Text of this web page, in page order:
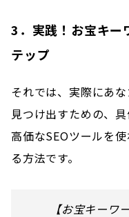
3．実践！お宝キー
テップ
それでは、実際にあ
見つけ出すための、具
高価なSEOツールを
る方法です。
【お宝キーワ